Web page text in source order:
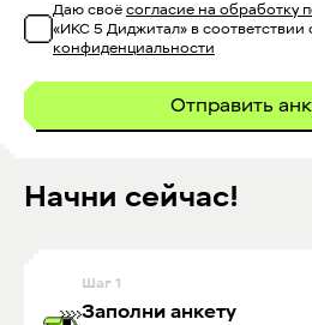
Даю своё согласие на обработку
«ИКС 5 Диджитал» в соответствии
конфиденциальности
Отправить
Начни сейчас!
Шаг 1
Заполни анкету